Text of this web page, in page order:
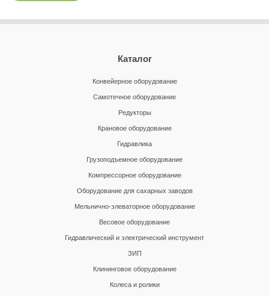
Каталог
Конвейерное оборудование
Самотечное оборудование
Редукторы
Крановое оборудование
Гидравлика
Грузоподъемное оборудование
Компрессорное оборудование
Оборудование для сахарных заводов
Мельнично-элеваторное оборудование
Весовое оборудование
Гидравлический и электрический инструмент
ЗИП
Клининговое оборудование
Колеса и ролики